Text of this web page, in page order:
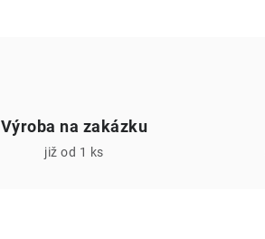
Výroba na zakázku
již od 1 ks